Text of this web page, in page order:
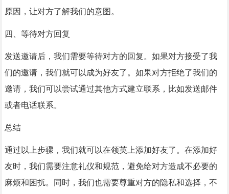
原因，让对方了解我们的意图。
四、等待对方回复
发送邀请后，我们需要等待对方的回复。如果对方接受了我
们的邀请，我们就可以成为好友了。如果对方拒绝了我们的
邀请，我们可以尝试通过其他方式建立联系，比如发送邮件
或者电话联系。
总结
通过以上步骤，我们就可以在领英上添加好友了。在添加好
友时，我们需要注意礼仪和规范，避免给对方造成不必要的
麻烦和困扰。同时，我们也需要尊重对方的隐私和选择，不